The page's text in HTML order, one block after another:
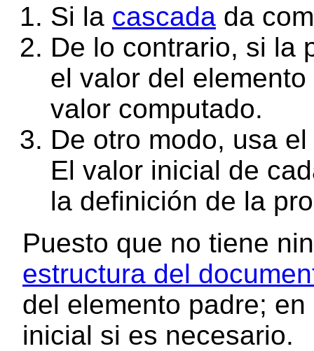
Si la cascada da
De lo contrario, si la
el valor del
valor computado.
De otro modo, usa el
El valor inicial de
la definición de la
Puesto que no tiene
estructura del
del elemento padre;
inicial si es necesario.